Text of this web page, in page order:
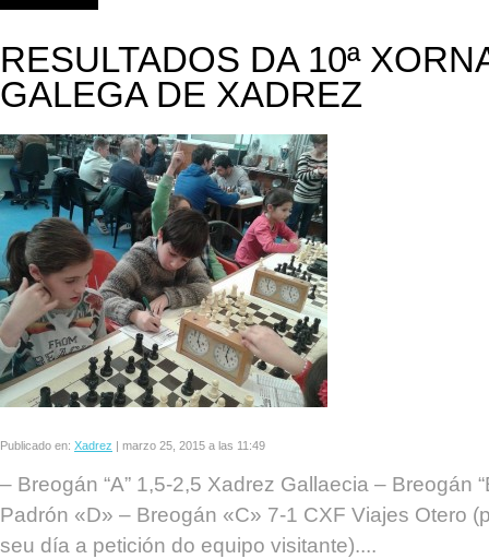
RESULTADOS DA 10ª
GALEGA DE XADREZ
Publicado en: Xadrez marzo 25, 2015 a las 11:49
– Breogán “A” 1,5-2,5 Xadrez Gallaecia – Breogán
Padrón «D» – Breogán «C» 7-1 CXF Viajes Otero
seu día a petición do equipo visitante)....